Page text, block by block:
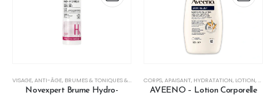
VISAGE,ANTI-ÂGE, BRUMES & TONIQUES & EAUX FLORALES ,LOTION
Novexpert Brume Hydro-
CORPS,APAISANT, HYDRATATION, LOTION,PEAU
AVEENO – Lotion Corporelle